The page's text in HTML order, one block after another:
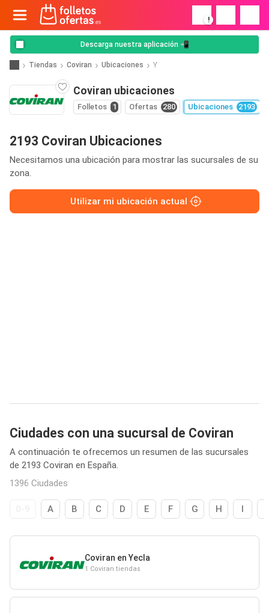
!
Descarga nuestra aplicación 📲
Tiendas Coviran Ubicaciones Y
Coviran ubicaciones
Folletos 1 Ofertas 280 Ubicaciones 2193
2193 Coviran Ubicaciones
Necesitamos una ubicación para mostrar las sucursales de su
zona.
Utilizar mi ubicación actual
Ciudades con una sucursal de Coviran
A continuación te ofrecemos un resumen de las sucursales
de 2193 Coviran en España.
1396 Ciudades
A B C D E F G H I
Coviran en Yecla
1 Coviran tiendas